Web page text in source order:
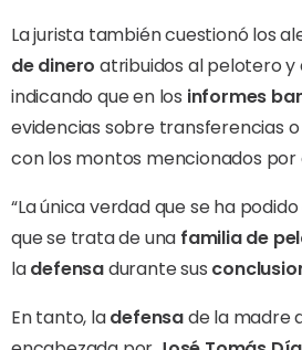
La jurista también cuestionó los
de dinero atribuidos al pelotero y
indicando que en los informes
evidencias sobre transferencias
con los montos mencionados por
“La única verdad que se ha
que se trata de una familia de
ladefensadurante sus
En tanto, ladefensade la madre